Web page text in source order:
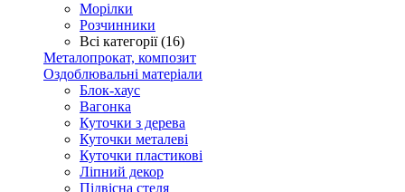
Морілки
Розчинники
Всі категорії (16)
Металопрокат, композит
Оздоблювальні матеріали
Блок-хаус
Вагонка
Куточки з дерева
Куточки металеві
Куточки пластикові
Ліпний декор
Підвісна стеля